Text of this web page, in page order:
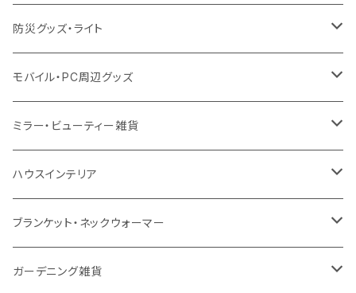
保冷
スウェット
不織布
保冷
EVA
防水
ナイロン
ポリエステル
リネン
カスタムデザインボトル
アルミタンブラー
バンブータンブラー
コーヒー配合タンブラー
カスタムデザインタンブラー
バンブー
コーヒー配合
プラスチック
陶器
磁器マグ・湯呑
カスタムデザイン
フードポット
コースター
ドリンク用品
保存容器
キッチンツール
単色ボールペン
多機能ペン
ペンケース
メモ
ノート
付箋
防災グッズ・ライト
防災セット
ラジオ・スピーカー
ハンディライト
デスクライト
付属ライト
モバイル・PC周辺グッズ
チャージャー
充電器
モバイルスタンド
モバイルリング
ミラー・ビューティー雑貨
折りたたみ式ミラー
スライド式ミラー
ケース付きミラー
ハウスインテリア
ピクチャーボード、ポスター
フォトフレーム、スタンド
ブランケット・ネックウォーマー
ブランケット
ガーデニング雑貨